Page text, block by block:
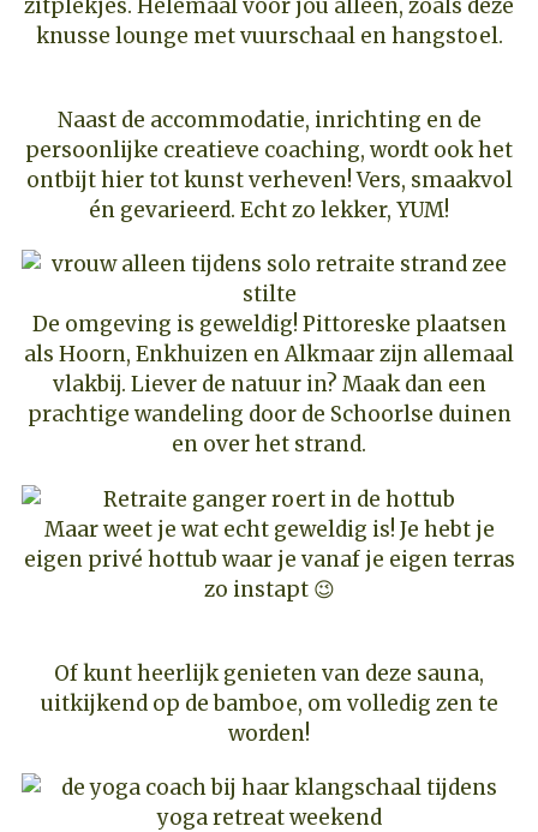
zitplekjes. Helemaal voor jou alleen, zoals deze
knusse lounge met vuurschaal en hangstoel.
Naast de accommodatie, inrichting en de
persoonlijke creatieve coaching, wordt ook het
ontbijt hier tot kunst verheven! Vers, smaakvol
én gevarieerd. Echt zo lekker, YUM!
De omgeving is geweldig! Pittoreske plaatsen
als Hoorn, Enkhuizen en Alkmaar zijn allemaal
vlakbij. Liever de natuur in? Maak dan een
prachtige wandeling door de Schoorlse duinen
en over het strand.
Maar weet je wat echt geweldig is! Je hebt je
eigen privé hottub waar je vanaf je eigen terras
zo instapt 😉
Of kunt heerlijk genieten van deze sauna,
uitkijkend op de bamboe, om volledig zen te
worden!